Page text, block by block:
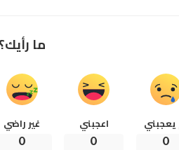
ما رأيك؟
يعجبني
0
اعجبني
0
غير راضي
0